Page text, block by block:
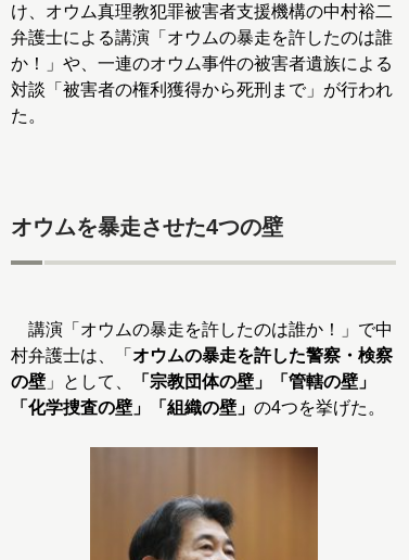
け、オウム真理教犯罪被害者支援機構の中村裕二
弁護士による講演「オウムの暴走を許したのは誰
か！」や、一連のオウム事件の被害者遺族による
対談「被害者の権利獲得から死刑まで」が行われ
た。
オウムを暴走させた4つの壁
講演「オウムの暴走を許したのは誰か！」で中
村弁護士は、「 オウムの暴走を許した警察・検察
の壁 」として、
「宗教団体の壁」「管轄の壁」
「化学捜査の壁」「組織の壁」 の4つを挙げた。